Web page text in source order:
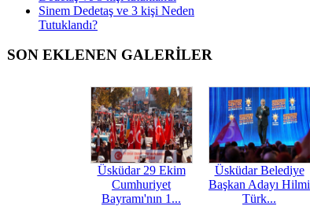
Sinem Dedetaş ve 3 kişi Neden
Tutuklandı?
SON EKLENEN GALERİLER
Üsküdar 29 Ekim
Cumhuriyet
Bayramı'nın 1...
Üsküdar Belediye
Başkan Adayı Hilmi
Türk...